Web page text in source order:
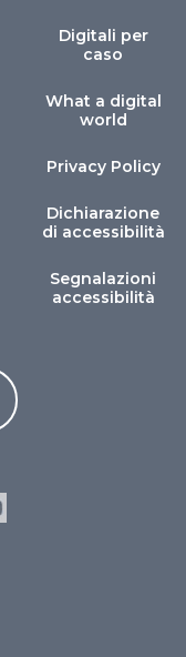
Digitali per
caso
What a digital
world
Privacy Policy
Dichiarazione
di accessibilità
Segnalazioni
accessibilità